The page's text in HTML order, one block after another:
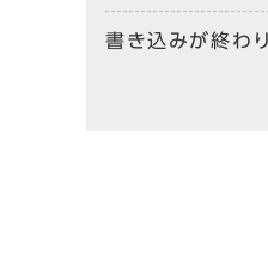
書き込みが終わ